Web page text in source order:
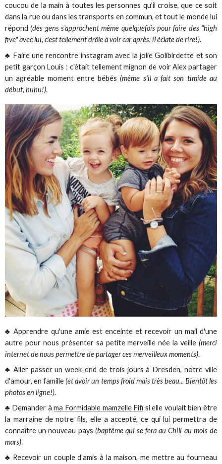
coucou de la main à toutes les personnes qu'il croise, que ce soit
dans la rue ou dans les transports en commun, et tout le monde lui
répond (des gens s'approchent même quelquefois pour faire des "high
five" avec lui, c'est tellement drôle à voir car après, il éclate de rire!).
♣ Faire une rencontre instagram avec la jolie Golibirdette et son
petit garçon Louis : c'était tellement mignon de voir Alex partager
un agréable moment entre bébés (même s'il a fait son timide au
début, huhu!).
♣ Apprendre qu'une amie est enceinte et recevoir un mail d'une
autre pour nous présenter sa petite merveille née la veille (merci
internet de nous permettre de partager ces merveilleux moments).
♣ Aller passer un week-end de trois jours à Dresden, notre ville
d'amour, en famille (et avoir un temps froid mais très beau... Bientôt les
photos en ligne!).
♣ Demander àma Formidable mamzelle Fifi si elle voulait bien être
la marraine de notre fils, elle a accepté, ce qui lui permettra de
connaître un nouveau pays (baptême qui se fera au Chili au mois de
mars).
♣ Recevoir un couple d'amis à la maison, me mettre au fourneau